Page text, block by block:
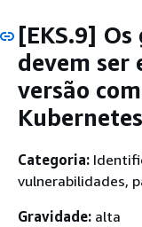
[EKS.9] Os
devem ser
versão
Kubernetes
Categoria:
vulnerabilidades,
Gravidade: alta